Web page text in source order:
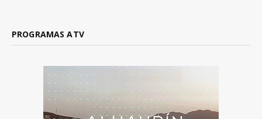
PROGRAMAS ATV